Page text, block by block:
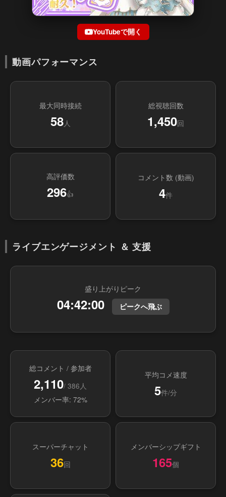
YouTubeで開く
動画パフォーマンス
最大同時接続
58人
総視聴回数
1,450回
高評価数
296👍
コメント数 (動画)
4件
ライブエンゲージメント ＆ 支援
盛り上がりピーク
04:42:00 ピークへ飛ぶ
総コメント / 参加者
2,110/ 386人
メンバー率: 72%
平均コメ速度
5件/分
スーパーチャット
36回
メンバーシップギフト
165個